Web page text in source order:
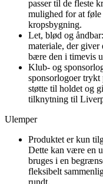
passer til de fleste
mulighed for at
kropsbygning.
Let, blød og
materiale, der giver
bære den i timevis
Klub- og
sponsorlogoer trykt
støtte til holdet og
tilknytning til
Ulemper
Produktet er kun
Dette kan være en
bruges i en
fleksibelt